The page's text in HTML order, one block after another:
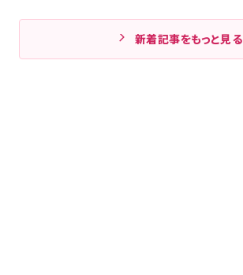
新着記事をもっと見る